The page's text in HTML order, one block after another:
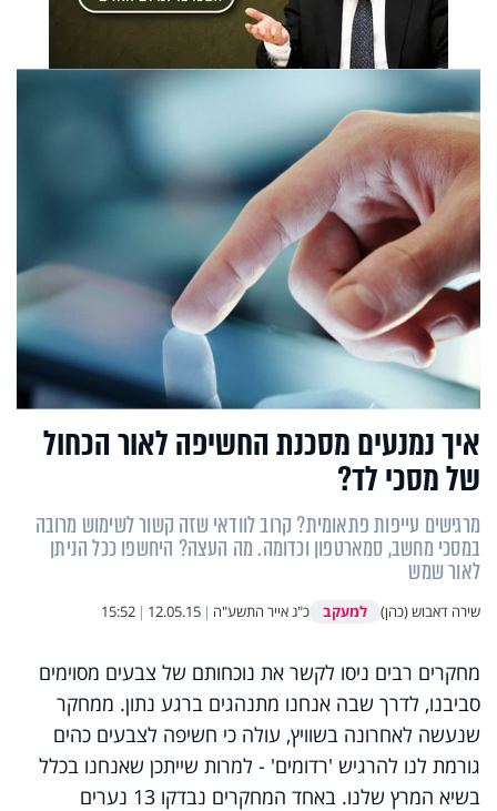
איך נמנעים מסכנת החשיפה לאור הכחול
של מסכי לד?
מרגישים עייפות פתאומית? קרוב לוודאי שזה קשור לשימוש מרובה
במסכי מחשב, סמארטפון וכדומה. מה העצה? היחשפו ככל הניתן
לאור שמש
שירה דאבוש (כהן) למעקב כ"ג אייר התשע"ה |
12.05.15
|
15:52
מחקרים רבים ניסו לקשר את נוכחותם של צבעים מסוימים
סביבנו, לדרך שבה אנחנו מתנהגים ברגע נתון. ממחקר
שנעשה לאחרונה בשוויץ, עולה כי חשיפה לצבעים כהים
גורמת לנו להרגיש 'רדומים' - למרות שייתכן שאנחנו בכלל
בשיא המרץ שלנו. באחד המחקרים נבדקו 13 נערים